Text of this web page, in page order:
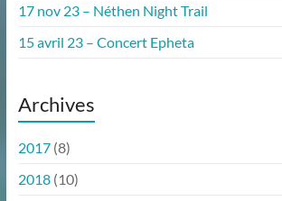
17 nov 23 – Néthen Night Trail
15 avril 23 – Concert Epheta
Archives
2017(8)
2018(10)